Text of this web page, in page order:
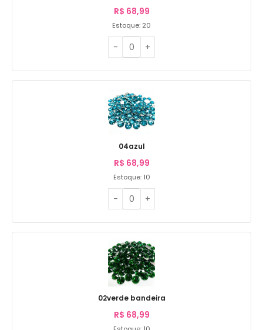
R$ 68,99
Estoque: 20
04azul
R$ 68,99
Estoque: 10
02verde bandeira
R$ 68,99